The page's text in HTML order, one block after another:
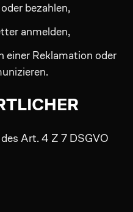
bezahlen,
anmelden,
einer Reklamation oder
Art. 4 Z 7 DSGVO